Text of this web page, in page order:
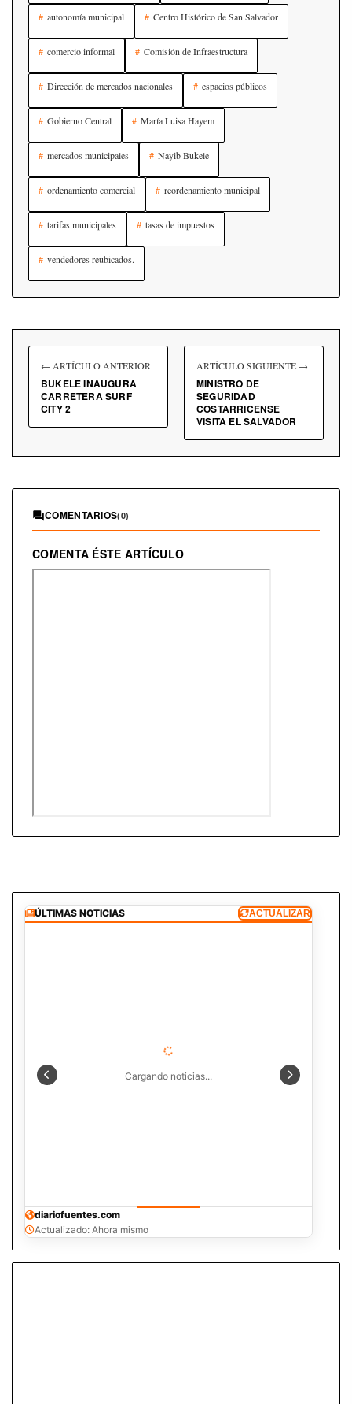
autonomía municipal Centro Histórico de San Salvador
comercio informal Comisión de Infraestructura
Dirección de mercados nacionales espacios públicos
Gobierno Central María Luisa Hayem
mercados municipales Nayib Bukele
ordenamiento comercial reordenamiento municipal
tarifas municipales tasas de impuestos
vendedores reubicados.
← ARTÍCULO ANTERIOR
BUKELE INAUGURA
CARRETERA SURF
CITY 2
ARTÍCULO SIGUIENTE →
MINISTRO DE
SEGURIDAD
COSTARRICENSE
VISITA EL SALVADOR
COMENTARIOS(0)
COMENTA ÉSTE ARTÍCULO
ÚLTIMAS NOTICIAS ACTUALIZAR
Cargando noticias...
diariofuentes.com
Actualizado: Ahora mismo